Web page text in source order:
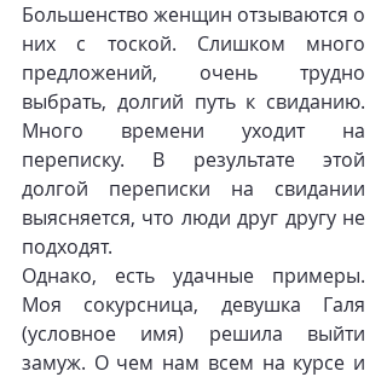
Большенство женщин отзываются о
них с тоской. Слишком много
предложений, очень трудно
выбрать, долгий путь к свиданию.
Много времени уходит на
переписку. В результате этой
долгой переписки на свидании
выясняется, что люди друг другу не
подходят.
Однако, есть удачные примеры.
Моя сокурсница, девушка Галя
(условное имя) решила выйти
замуж. О чем нам всем на курсе и